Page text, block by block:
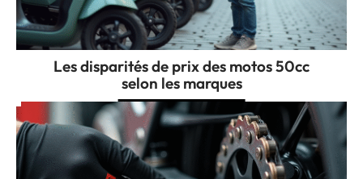
Les disparités de prix des motos 50cc
selon les marques